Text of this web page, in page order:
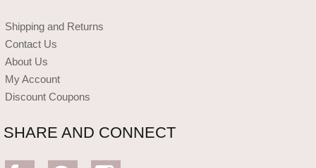
Shipping and Returns
Contact Us
About Us
My Account
Discount Coupons
SHARE AND CONNECT